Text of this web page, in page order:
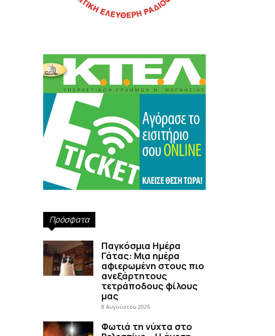
Πρόσφατα
Παγκόσμια Ημέρα
Γάτας: Μια ημέρα
αφιερωμένη στους πιο
ανεξάρτητους
τετράποδους φίλους
μας
8 Αυγούστου 2026
Φωτιά τη νύχτα στο